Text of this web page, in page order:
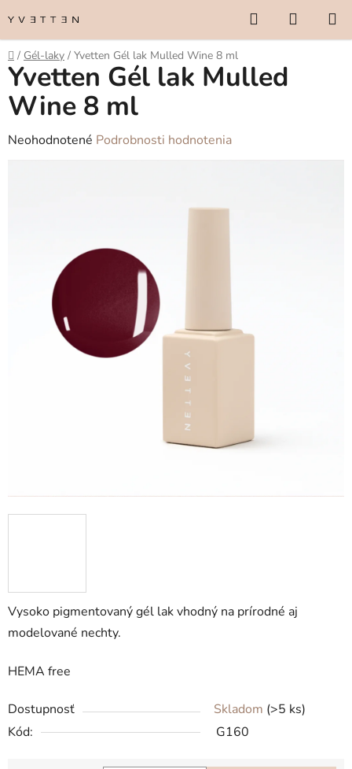
na
obsah
Hľadať
KOŠÍK
Domov
/ Gél-laky / Yvetten Gél lak Mulled Wine 8 ml
Vysoko pigmentovaný gél lak vhodný na prírodné aj
modelované nechty.
HEMA free
Dostupnosť Skladom (>5 ks)
Kód:
G160
Yvetten Gél lak Mulled
Wine 8 ml
Priemerné
hviezdičiek.
Neohodnotené Podrobnosti hodnotenia